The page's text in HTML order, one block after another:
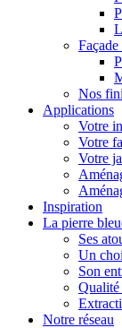
Nos
Applications
Votre
Votre
Votre
Inspiration
La pierre
Ses
Un
Son
Qualité
Notre réseau